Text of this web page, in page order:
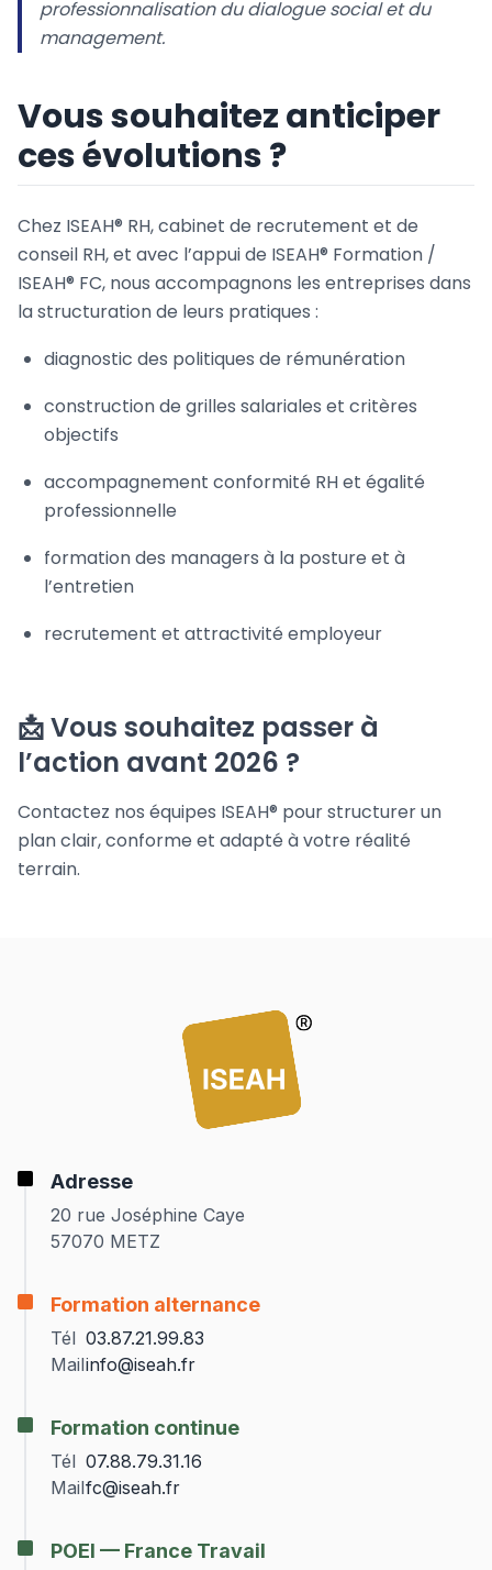
professionnalisation du dialogue social et du
management.
Vous souhaitez anticiper
ces évolutions ?
Chez ISEAH® RH, cabinet de recrutement et de
conseil RH, et avec l’appui de ISEAH® Formation /
ISEAH® FC, nous accompagnons les entreprises dans
la structuration de leurs pratiques :
diagnostic des politiques de rémunération
construction de grilles salariales et critères
objectifs
accompagnement conformité RH et égalité
professionnelle
formation des managers à la posture et à
l’entretien
recrutement et attractivité employeur
📩 Vous souhaitez passer à
l’action avant 2026 ?
Contactez nos équipes ISEAH® pour structurer un
plan clair, conforme et adapté à votre réalité
terrain.
Adresse
20 rue Joséphine Caye
57070 METZ
Formation alternance
Tél 03.87.21.99.83
Mailinfo@iseah.fr
Formation continue
Tél 07.88.79.31.16
Mailfc@iseah.fr
POEI — France Travail